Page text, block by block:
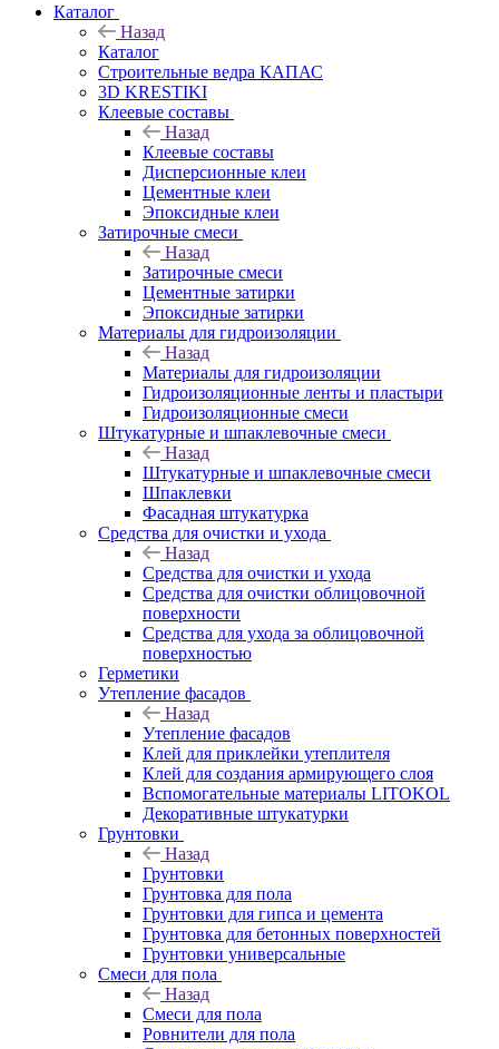
Каталог
Назад
Каталог
Строительные ведра КАПАС
3D KRESTIKI
Клеевые составы
Назад
Клеевые составы
Дисперсионные клеи
Цементные клеи
Эпоксидные клеи
Затирочные смеси
Назад
Затирочные смеси
Цементные затирки
Эпоксидные затирки
Материалы для гидроизоляции
Назад
Материалы для гидроизоляции
Гидроизоляционные ленты и пластыри
Гидроизоляционные смеси
Штукатурные и шпаклевочные смеси
Назад
Штукатурные и шпаклевочные смеси
Шпаклевки
Фасадная штукатурка
Средства для очистки и ухода
Назад
Средства для очистки и ухода
Средства для очистки облицовочной
поверхности
Средства для ухода за облицовочной
поверхностью
Герметики
Утепление фасадов
Назад
Утепление фасадов
Клей для приклейки утеплителя
Клей для создания армирующего слоя
Вспомогательные материалы LITOKOL
Декоративные штукатурки
Грунтовки
Назад
Грунтовки
Грунтовка для пола
Грунтовки для гипса и цемента
Грунтовка для бетонных поверхностей
Грунтовки универсальные
Смеси для пола
Назад
Смеси для пола
Ровнители для пола